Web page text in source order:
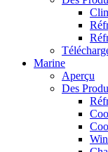
Marine
Aperçu
Des